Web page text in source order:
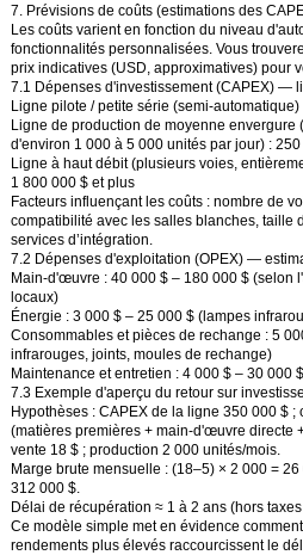
7. Prévisions de coûts (estimations des
Les coûts varient en fonction du niveau
fonctionnalités personnalisées. Vous
prix indicatives (USD, approximatives) pour
7.1 Dépenses d'investissement (CAPEX) —
Ligne pilote / petite série (semi-
Ligne de production de moyenne envergure
d'environ 1 000 à 5 000 unités par jour) :
Ligne à haut débit(plusieurs voies,
1 800 000 $ et plus
Facteurs influençant les coûts : nombre de
compatibilité avec les salles blanches, taille
services d’intégration.
7.2 Dépenses d'exploitation (OPEX) —
Main-d'œuvre : 40 000 $ – 180 000 $ (selon
locaux)
Énergie : 3 000 $ – 25 000 $ (lampes
Consommables et pièces de rechange : 5
infrarouges, joints, moules de rechange)
Maintenance et entretien : 4 000 $ – 30 000
7.3 Exemple d'aperçu du retour sur
Hypothèses : CAPEX de la ligne 350 000 $ ;
(matières premières + main-d'œuvre directe
vente 18 $ ; production 2 000 unités/mois.
Marge brute mensuelle : (18–5) × 2 000 =
312 000 $.
Délai de récupération ≈ 1 à 2 ans (hors
Ce modèle simple met en évidence
rendements plus élevés raccourcissent le